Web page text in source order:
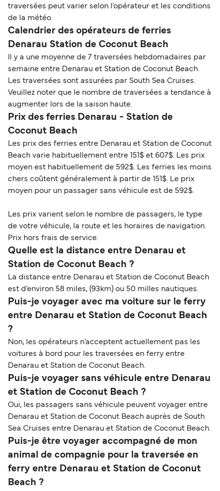
traversées peut varier selon l’opérateur et les conditions
de la météo.
Calendrier des opérateurs de ferries
Denarau Station de Coconut Beach
Il y a une moyenne de 7 traversées hebdomadaires par
semaine entre Denarau et Station de Coconut Beach.
Les traversées sont assurées par South Sea Cruises.
Veuillez noter que le nombre de traversées a tendance à
augmenter lors de la saison haute.
Prix des ferries Denarau - Station de
Coconut Beach
Les prix des ferries entre Denarau et Station de Coconut
Beach varie habituellement entre 151$ et 607$. Les prix
moyen est habituellement de 592$. Les ferries les moins
chers coûtent généralement à partir de 151$. Le prix
moyen pour un passager sans véhicule est de 592$.
Les prix varient selon le nombre de passagers, le type
de votre véhicule, la route et les horaires de navigation.
Prix hors frais de service.
Quelle est la distance entre Denarau et
Station de Coconut Beach ?
La distance entre Denarau et Station de Coconut Beach
est d’environ 58 miles, (93km) ou 50 milles nautiques.
Puis-je voyager avec ma voiture sur le ferry
entre Denarau et Station de Coconut Beach
?
Non, les opérateurs n’acceptent actuellement pas les
voitures à bord pour les traversées en ferry entre
Denarau et Station de Coconut Beach.
Puis-je voyager sans véhicule entre Denarau
et Station de Coconut Beach ?
Oui, les passagers sans véhicule peuvent voyager entre
Denarau et Station de Coconut Beach auprès de South
Sea Cruises entre Denarau et Station de Coconut Beach.
Puis-je être voyager accompagné de mon
animal de compagnie pour la traversée en
ferry entre Denarau et Station de Coconut
Beach ?